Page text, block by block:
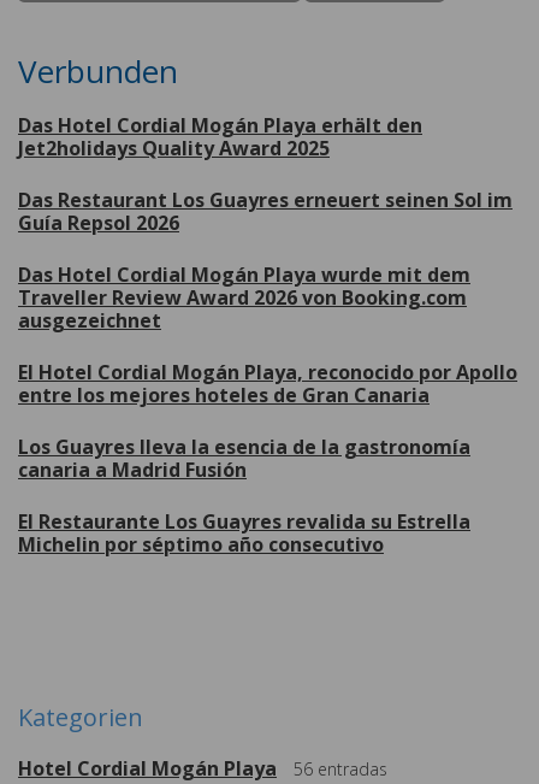
Verbunden
Das Hotel Cordial Mogán Playa erhält den
Jet2holidays Quality Award 2025
Das Restaurant Los Guayres erneuert seinen Sol im
Guía Repsol 2026
Das Hotel Cordial Mogán Playa wurde mit dem
Traveller Review Award 2026 von Booking.com
ausgezeichnet
El Hotel Cordial Mogán Playa, reconocido por Apollo
entre los mejores hoteles de Gran Canaria
Los Guayres lleva la esencia de la gastronomía
canaria a Madrid Fusión
El Restaurante Los Guayres revalida su Estrella
Michelin por séptimo año consecutivo
Kategorien
Hotel Cordial Mogán Playa 56 entradas